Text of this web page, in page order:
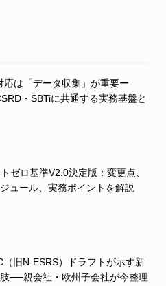
応は「データ収集」が重要ー
・SBTiに共通する実務基盤と
ゼロ基準V2.0決定版：変更点、
ュール、実務ポイントを解説
（旧N-ESRS）ドラフトが示す新
──親会社・欧州子会社が今整理